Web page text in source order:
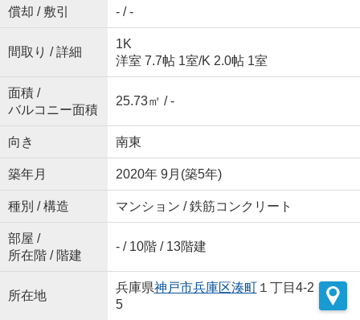
償却 / 敷引 - / -
間取り / 詳細
1K
洋室 7.7帖 1室/K 2.0帖 1室
面積 /
バルコニー面積
25.73㎡ / -
向き 南東
築年月 2020年 9月(築5年)
種別 / 構造 マンション / 鉄筋コンクリート
部屋 /
所在階 / 階建
- / 10階 / 13階建
所在地
兵庫県神戸市兵庫区湊町１丁目4-2
5